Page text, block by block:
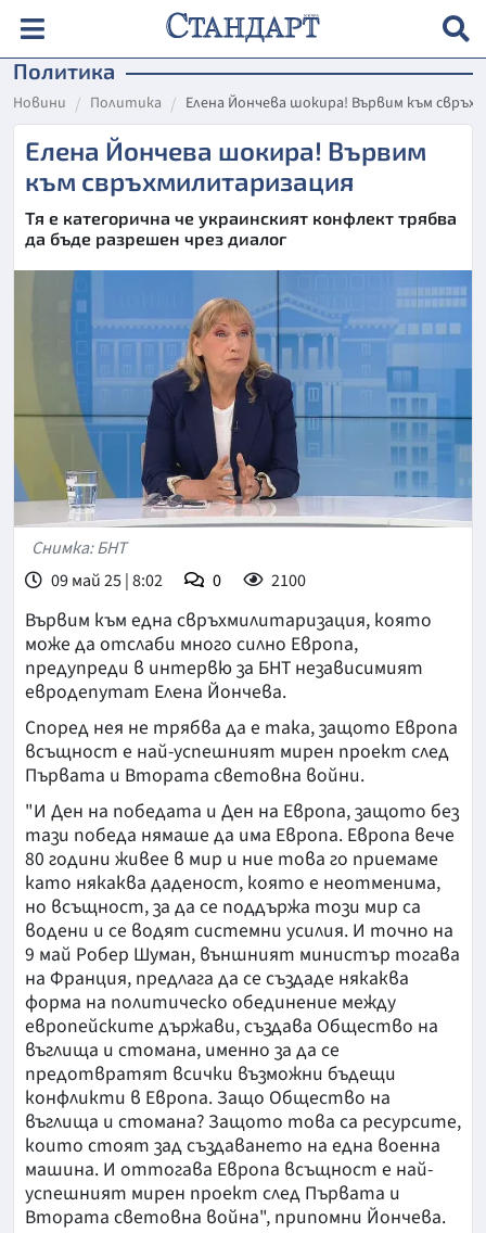
Политика
Новини Политика Елена Йончева шокира! Вървим към
Елена Йончева шокира! Вървим
към свръхмилитаризация
Тя е категорична че украинският конфлект трябва
да бъде разрешен чрез диалог
Снимка: БНТ
09 май 25 | 8:02
0 2100
Вървим към една свръхмилитаризация, която
може да отслаби много силно Европа,
предупреди в интервю за БНТ независимият
евродепутат Елена Йончева.
Според нея не трябва да е така, защото Европа
всъщност е най-успешният мирен проект след
Първата и Втората световна войни.
"И Ден на победата и Ден на Европа, защото без
тази победа нямаше да има Европа. Европа вече
80 години живее в мир и ние това го приемаме
като някаква даденост, която е неотменима,
но всъщност, за да се поддържа този мир са
водени и се водят системни усилия. И точно на
9 май Робер Шуман, външният министър тогава
на Франция, предлага да се създаде някаква
форма на политическо обединение между
европейските държави, създава Общество на
въглища и стомана, именно за да се
предотвратят всички възможни бъдещи
конфликти в Европа. Защо Общество на
въглища и стомана? Защото това са ресурсите,
които стоят зад създаването на една военна
машина. И оттогава Европа всъщност е най-
успешният мирен проект след Първата и
Втората световна война", припомни Йончева.